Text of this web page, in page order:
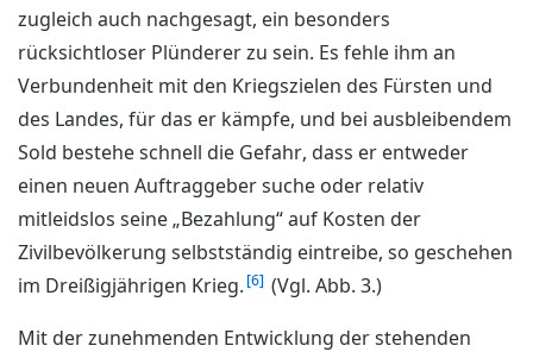
zugleich auch nachgesagt, ein besonders
rücksichtloser Plünderer zu sein. Es fehle ihm an
Verbundenheit mit den Kriegszielen des Fürsten und
des Landes, für das er kämpfe, und bei ausbleibendem
Sold bestehe schnell die Gefahr, dass er entweder
einen neuen Auftraggeber suche oder relativ
mitleidslos seine „Bezahlung“ auf Kosten der
Zivilbevölkerung selbstständig eintreibe, so geschehen
im Dreißigjährigen Krieg. 6 (Vgl. Abb. 3.)
Mit der zunehmenden Entwicklung der stehenden